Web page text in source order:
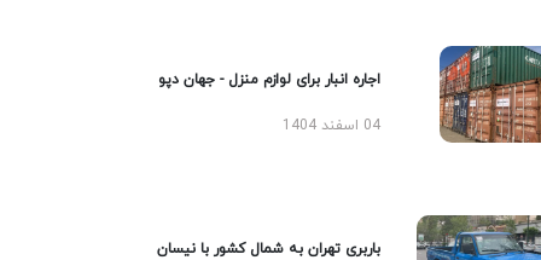
اجاره انبار برای لوازم منزل - جهان دپو
04 اسفند 1404
باربری تهران به شمال کشور با نیسان